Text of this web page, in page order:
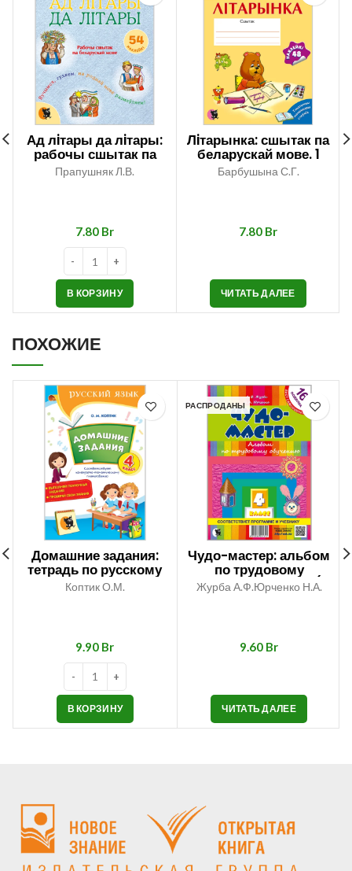
Ад лiтары да лiтары:
рабочы сшытак па
беларускай мове. 1
клас (з наклейкамi)
Прапушняк Л.В.
Br
В КОРЗИНУ
Лiтарынка: сшытак па
беларускай мове. 1
клас
Барбушына С.Г.
Br
ЧИТАТЬ ДАЛЕЕ
ПОХОЖИЕ
Домашние задания:
тетрадь по русскому
языку. 4 класс
Коптик О.М.
Br
В КОРЗИНУ
РАСПРОДАНЫ
Чудо-мастер: альбом
по трудовому
обучению. 4 класс (в
пакете)
Журба А.Ф.Юрченко Н.А.
Br
ЧИТАТЬ ДАЛЕЕ